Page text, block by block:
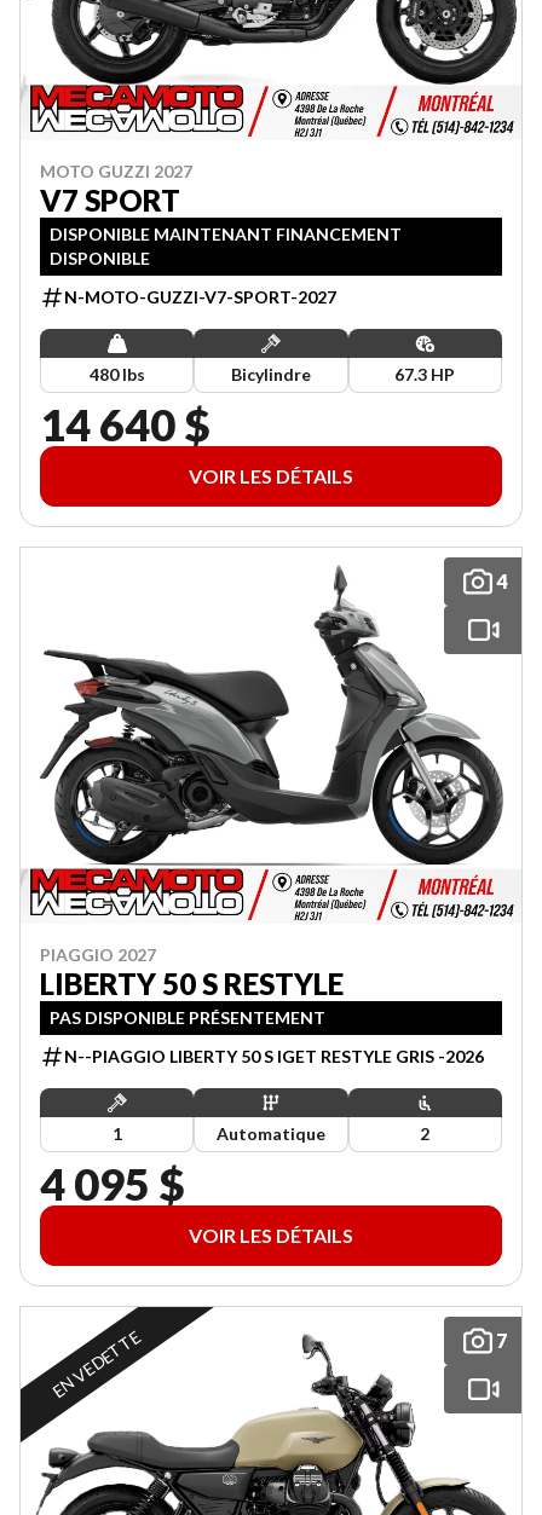
MOTO GUZZI 2027
V7 SPORT
DISPONIBLE MAINTENANT FINANCEMENT
DISPONIBLE
N-MOTO-GUZZI-V7-SPORT-2027
480 lbs Bicylindre 67.3 HP
14 640 $
VOIR LES DÉTAILS
4
PIAGGIO 2027
LIBERTY 50 S RESTYLE
PAS DISPONIBLE PRÉSENTEMENT
N--PIAGGIO LIBERTY 50 S IGET RESTYLE GRIS -2026
1 Automatique 2
4 095 $
VOIR LES DÉTAILS
7
EN VEDETTE